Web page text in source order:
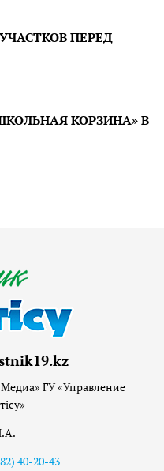
ПЕРЕД
КОРЗИНА» В
ГУ «Управление
40-20-43